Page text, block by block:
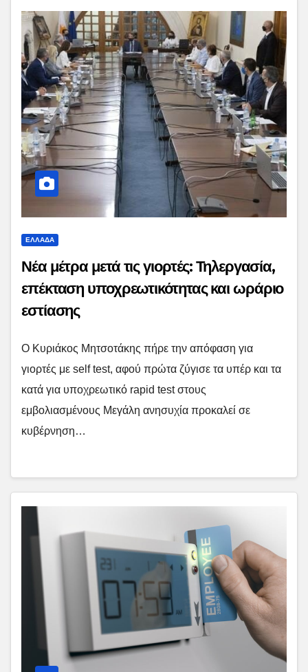
ΕΛΛΑΔΑ
Νέα μέτρα μετά τις γιορτές: Τηλεργασία,
επέκταση υποχρεωτικότητας και ωράριο
εστίασης
Ο Κυριάκος Μητσοτάκης πήρε την απόφαση για
γιορτές με self test, αφού πρώτα ζύγισε τα υπέρ και τα
κατά για υποχρεωτικό rapid test στους
εμβολιασμένους Μεγάλη ανησυχία προκαλεί σε
κυβέρνηση…